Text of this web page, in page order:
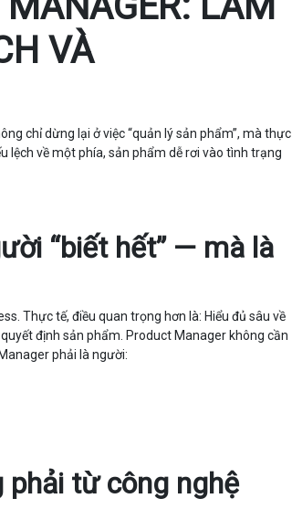
VÀ
chỉ dừng lại ở việc “quản lý sản phẩm”, mà thực
lệch về một phía, sản phẩm dễ rơi vào tình trạng
“biết hết” — mà là
Thực tế, điều quan trọng hơn là: Hiểu đủ sâu về
định sản phẩm. Product Manager không cần
phải là người:
phải từ công nghệ